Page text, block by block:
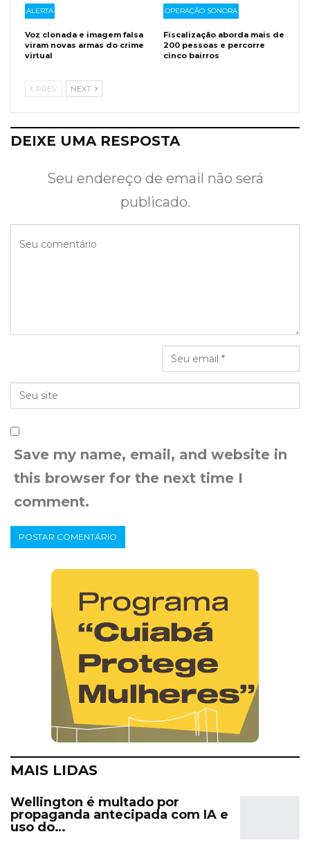
ALERTA
Voz clonada e imagem falsa
viram novas armas do crime
virtual
OPERAÇÃO SONORA
Fiscalização aborda mais de
200 pessoas e percorre
cinco bairros
PREV NEXT
DEIXE UMA RESPOSTA
Seu endereço de email não será
publicado.
Save my name, email, and website in
this browser for the next time I
comment.
MAIS LIDAS
Wellington é multado por
propaganda antecipada com IA e
uso do…